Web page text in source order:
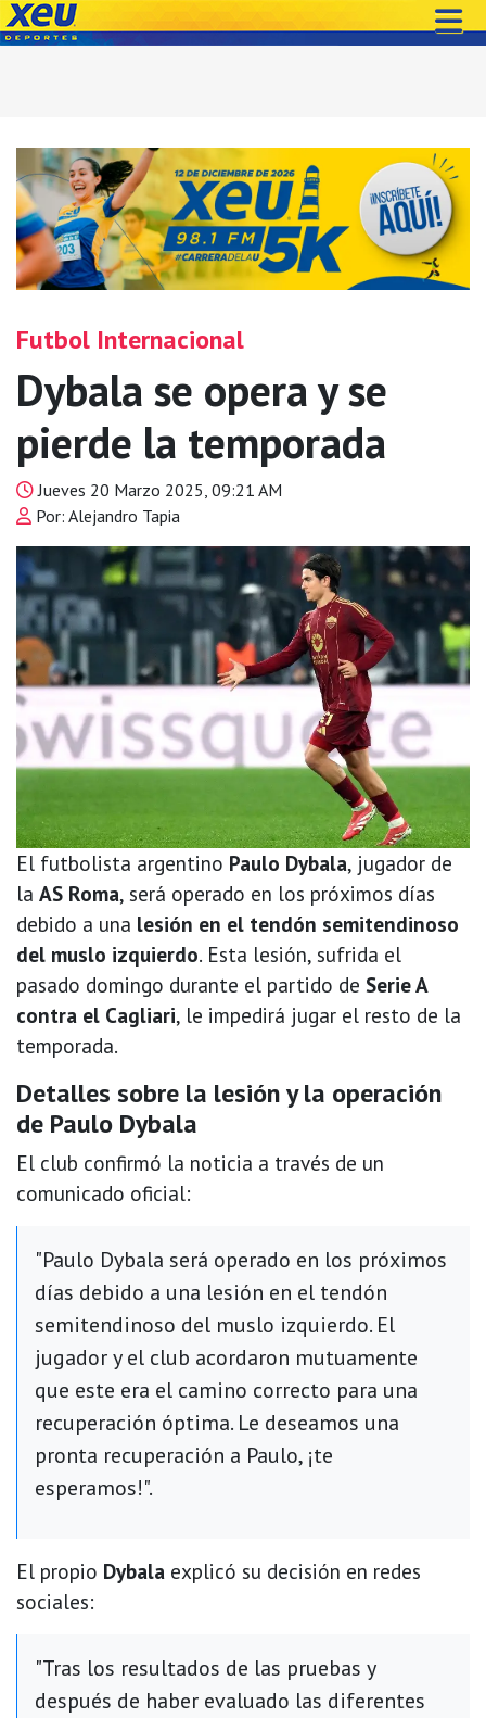
Futbol Internacional
Dybala se opera y se
pierde la temporada
Jueves 20 Marzo 2025, 09:21 AM
Por: Alejandro Tapia
El futbolista argentino Paulo Dybala, jugador de
la AS Roma, será operado en los próximos días
debido a una lesión en el tendón semitendinoso
del muslo izquierdo. Esta lesión, sufrida el
pasado domingo durante el partido de Serie A
contra el Cagliari, le impedirá jugar el resto de la
temporada.
Detalles sobre la lesión y la operación
de Paulo Dybala
El club confirmó la noticia a través de un
comunicado oficial:
"Paulo Dybala será operado en los próximos
días debido a una lesión en el tendón
semitendinoso del muslo izquierdo. El
jugador y el club acordaron mutuamente
que este era el camino correcto para una
recuperación óptima. Le deseamos una
pronta recuperación a Paulo, ¡te
esperamos!".
El propio Dybala explicó su decisión en redes
sociales:
"Tras los resultados de las pruebas y
después de haber evaluado las diferentes